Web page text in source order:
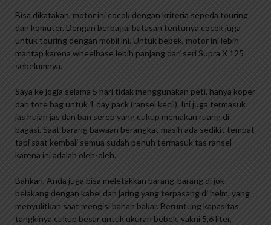
Bisa dikatakan, motor ini cocok dengan kriteria sepeda touring
dan komuter. Dengan berbagai batasan tentunya cocok juga
untuk touring dengan mobil ini. Untuk bebek, motor ini lebih
mantap karena wheelbase lebih panjang dari seri Supra X 125
sebelumnya.
Saya ke jogja selama 5 hari tidak menggunakan peti, hanya koper
dan tote bag untuk 1 day pack (ransel kecil). Ini juga termasuk
jas hujan jas dan ban serep yang cukup memakan ruang di
bagasi. Saat barang bawaan berangkat masih ada sedikit tempat
tapi saat kembali semua sudah penuh termasuk tas ransel
karena ini adalah oleh-oleh.
Bahkan, Anda juga bisa meletakkan barang-barang di jok
belakang dengan kabel dan jaring yang terpasang di helm, yang
menyulitkan saat mengisi bahan bakar. Beruntung kapasitas
tangkinya cukup besar untuk ukuran bebek, yakni 5,6 liter,